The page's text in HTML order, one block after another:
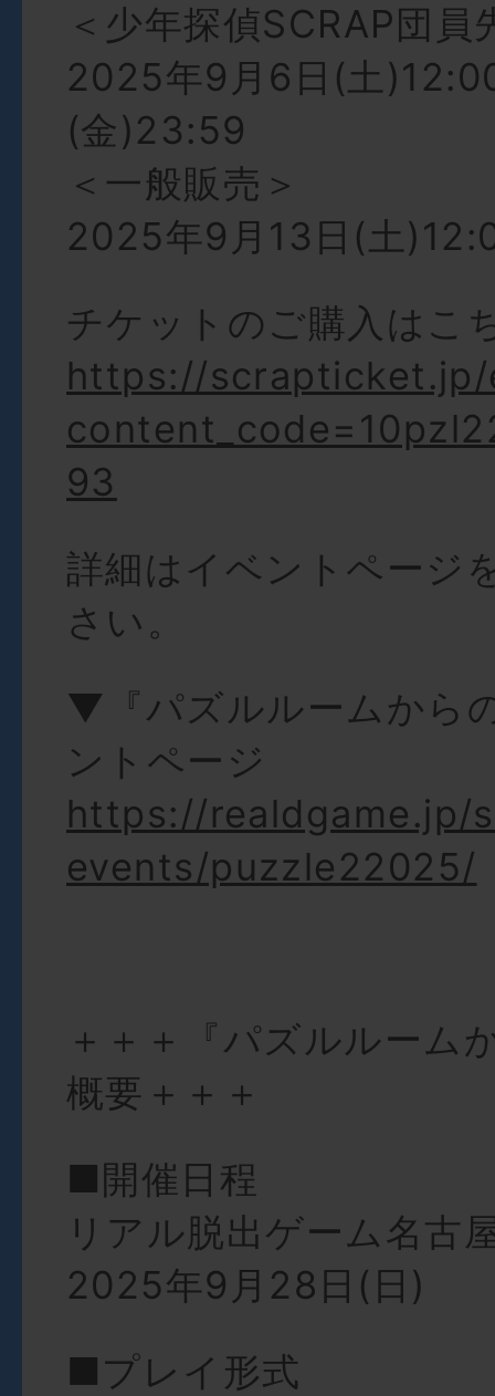
＜少年探偵SCRAP団員
2025年9月6日(土
(金)23:59
＜一般販売＞
2025年9月13日(土
チケットのご購入はこ
https://scrapticket.jp/
93
詳細はイベントページ
さい。
▼『パズルルームから
ントページ
https://realdgame.jp/
events/puzzle22025/
＋＋＋『パズルルーム
概要＋＋＋
■開催日程
リアル脱出ゲーム名古
2025年9月28日(日)
■プレイ形式